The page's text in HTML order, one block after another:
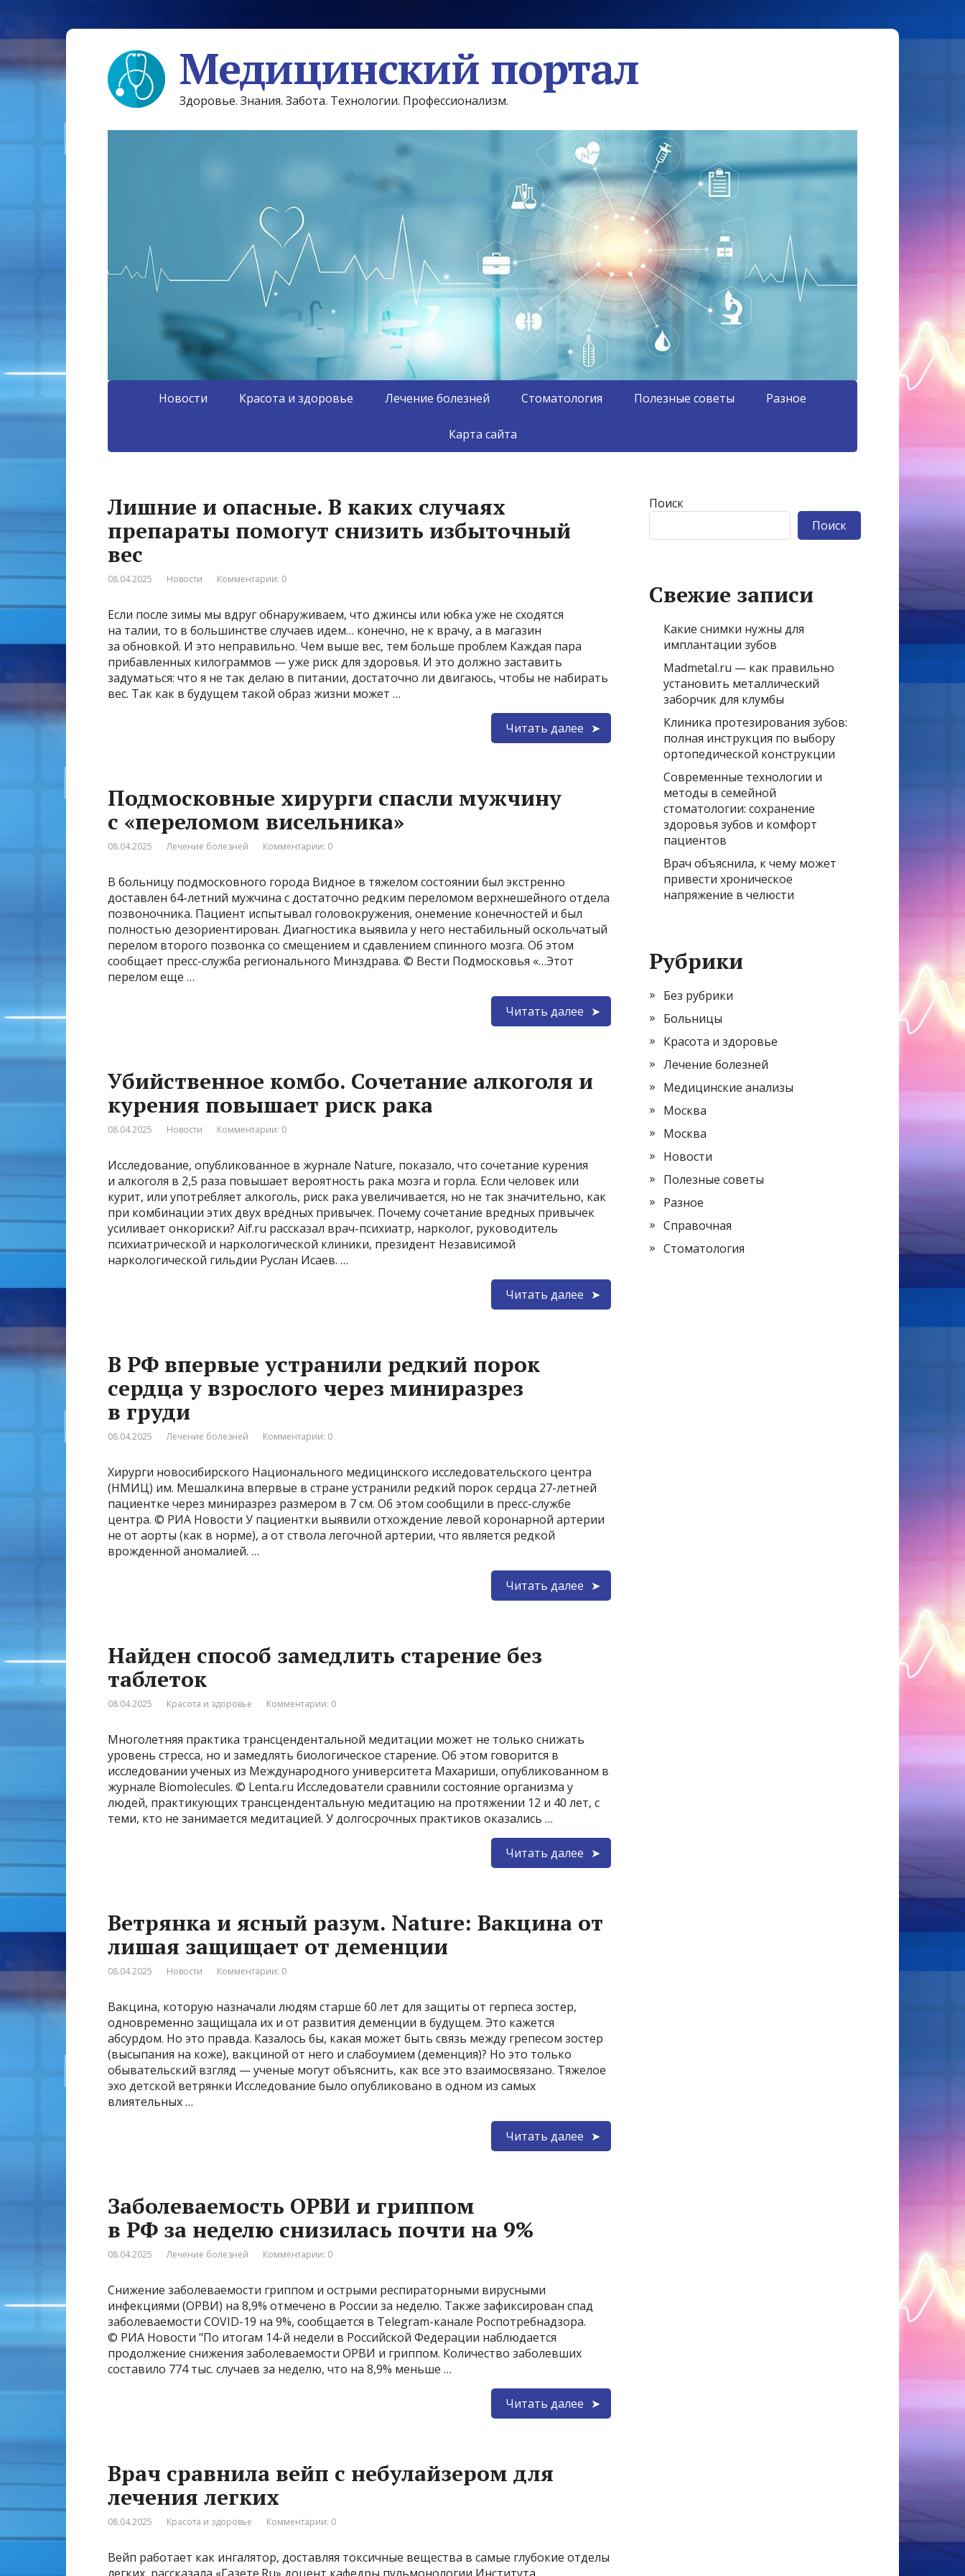
Медицинский портал
Здоровье. Знания. Забота. Технологии. Профессионализм.
Новости Красота и здоровье Лечение болезней Стоматология Полезные советы Разное
Карта сайта
Лишние и опасные. В каких случаях
препараты помогут снизить избыточный
вес
08.04.2025 Новости Комментарии: 0
Если после зимы мы вдруг обнаруживаем, что джинсы или юбка уже не сходятся
на талии, то в большинстве случаев идем… конечно, не к врачу, а в магазин
за обновкой. И это неправильно. Чем выше вес, тем больше проблем Каждая пара
прибавленных килограммов — уже риск для здоровья. И это должно заставить
задуматься: что я не так делаю в питании, достаточно ли двигаюсь, чтобы не набирать
вес. Так как в будущем такой образ жизни может …
Читать далее
Подмосковные хирурги спасли мужчину
с «переломом висельника»
08.04.2025 Лечение болезней Комментарии: 0
В больницу подмосковного города Видное в тяжелом состоянии был экстренно
доставлен 64-летний мужчина с достаточно редким переломом верхнешейного отдела
позвоночника. Пациент испытывал головокружения, онемение конечностей и был
полностью дезориентирован. Диагностика выявила у него нестабильный оскольчатый
перелом второго позвонка со смещением и сдавлением спинного мозга. Об этом
сообщает пресс-служба регионального Минздрава. © Вести Подмосковья «…Этот
перелом еще …
Читать далее
Убийственное комбо. Сочетание алкоголя и
курения повышает риск рака
08.04.2025 Новости Комментарии: 0
Исследование, опубликованное в журнале Nature, показало, что сочетание курения
и алкоголя в 2,5 раза повышает вероятность рака мозга и горла. Если человек или
курит, или употребляет алкоголь, риск рака увеличивается, но не так значительно, как
при комбинации этих двух вредных привычек. Почему сочетание вредных привычек
усиливает онкориски? Aif.ru рассказал врач-психиатр, нарколог, руководитель
психиатрической и наркологической клиники, президент Независимой
наркологической гильдии Руслан Исаев. …
Читать далее
В РФ впервые устранили редкий порок
сердца у взрослого через миниразрез
в груди
08.04.2025 Лечение болезней Комментарии: 0
Хирурги новосибирского Национального медицинского исследовательского центра
(НМИЦ) им. Мешалкина впервые в стране устранили редкий порок сердца 27-летней
пациентке через миниразрез размером в 7 см. Об этом сообщили в пресс-службе
центра. © РИА Новости У пациентки выявили отхождение левой коронарной артерии
не от аорты (как в норме), а от ствола легочной артерии, что является редкой
врожденной аномалией. …
Читать далее
Найден способ замедлить старение без
таблеток
08.04.2025 Красота и здоровье Комментарии: 0
Многолетняя практика трансцендентальной медитации может не только снижать
уровень стресса, но и замедлять биологическое старение. Об этом говорится в
исследовании ученых из Международного университета Махариши, опубликованном в
журнале Biomolecules. © Lenta.ru Исследователи сравнили состояние организма у
людей, практикующих трансцендентальную медитацию на протяжении 12 и 40 лет, с
теми, кто не занимается медитацией. У долгосрочных практиков оказались …
Читать далее
Ветрянка и ясный разум. Nature: Вакцина от
лишая защищает от деменции
08.04.2025 Новости Комментарии: 0
Вакцина, которую назначали людям старше 60 лет для защиты от герпеса зостер,
одновременно защищала их и от развития деменции в будущем. Это кажется
абсурдом. Но это правда. Казалось бы, какая может быть связь между грепесом зостер
(высыпания на коже), вакциной от него и слабоумием (деменция)? Но это только
обывательский взгляд — ученые могут объяснить, как все это взаимосвязано. Тяжелое
эхо детской ветрянки Исследование было опубликовано в одном из самых
влиятельных …
Читать далее
Заболеваемость ОРВИ и гриппом
в РФ за неделю снизилась почти на 9%
08.04.2025 Лечение болезней Комментарии: 0
Снижение заболеваемости гриппом и острыми респираторными вирусными
инфекциями (ОРВИ) на 8,9% отмечено в России за неделю. Также зафиксирован спад
заболеваемости COVID-19 на 9%, сообщается в Telegram-канале Роспотребнадзора.
© РИА Новости "По итогам 14-й недели в Российской Федерации наблюдается
продолжение снижения заболеваемости ОРВИ и гриппом. Количество заболевших
составило 774 тыс. случаев за неделю, что на 8,9% меньше …
Читать далее
Врач сравнила вейп с небулайзером для
лечения легких
08.04.2025 Красота и здоровье Комментарии: 0
Вейп работает как ингалятор, доставляя токсичные вещества в самые глубокие отделы
Поиск
Поиск
Свежие записи
Какие снимки нужны для
имплантации зубов
Madmetal.ru — как правильно
установить металлический
заборчик для клумбы
Клиника протезирования зубов:
полная инструкция по выбору
ортопедической конструкции
Современные технологии и
методы в семейной
стоматологии: сохранение
здоровья зубов и комфорт
пациентов
Врач объяснила, к чему может
привести хроническое
напряжение в челюсти
Рубрики
Без рубрики
Больницы
Красота и здоровье
Лечение болезней
Медицинские анализы
Москва
Москва
Новости
Полезные советы
Разное
Справочная
Стоматология